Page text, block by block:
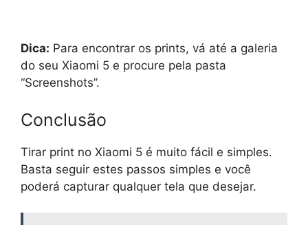
Dica: Para encontrar os prints, vá até a galeria
do seu Xiaomi 5 e procure pela pasta
“Screenshots”.
Conclusão
Tirar print no Xiaomi 5 é muito fácil e simples.
Basta seguir estes passos simples e você
poderá capturar qualquer tela que desejar.